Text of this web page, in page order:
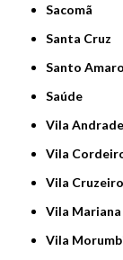
Sacomã
Santa Cruz
Santo Amaro
Saúde
Vila Andrade
Vila
Vila Cruzeiro
Vila Mariana
Vila